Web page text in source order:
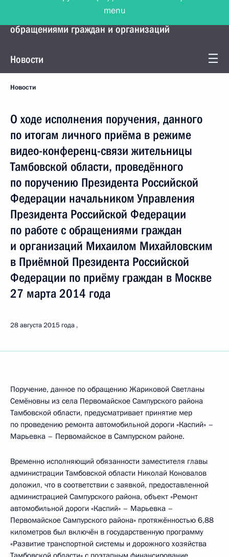
Управление Президента по работе с
обращениями граждан и организаций
Новости
Новости
О ходе исполнения поручения, данного
по итогам личного приёма в режиме
видео-конференц-связи жительницы
Тамбовской области, проведённого
по поручению Президента Российской
Федерации начальником Управления
Президента Российской Федерации
по работе с обращениями граждан
и организаций Михаилом Михайловским
в Приёмной Президента Российской
Федерации по приёму граждан в Москве
27 марта 2014 года
28 августа 2015 года
Поручение, данное по обращению Жариковой Светланы
Семёновны из села Первомайское Сампурского района
Тамбовской области, предусматривает принятие мер
по проведению ремонта автомобильной дороги «Каспий» –
Марьевка – Первомайское в Сампурском районе.
Временно исполняющий обязанности заместителя главы
администрации Тамбовской области Николай Коновалов
доложил, что в соответствии с заявкой, предоставленной
администрацией Сампурского района, объект «Ремонт
автомобильной дороги «Каспий» – Марьевка –
Первомайское Сампурского района» протяжённостью 6,88
километров был включён в государственную программу
«Развитие транспортной системы и дорожного хозяйства
menu